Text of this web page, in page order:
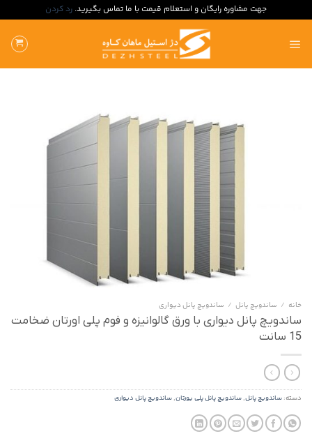
جهت مشاوره رایگان و استعلام قیمت با ما تماس بگیرید. رد کردن
محتوا
بروید
خانه / ساندویچ پانل / ساندویچ پانل دیواری
ساندویچ پانل دیواری با ورق گالوانیزه و فوم پلی اورتان ضخامت
15 سانت
دسته: ساندویچ پانل, ساندویچ پانل پلی یورتان, ساندویچ پانل دیواری